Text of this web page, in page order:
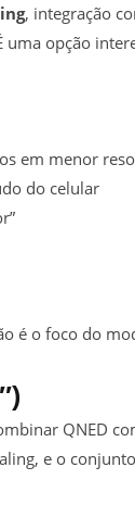
, integração
opção
em menor
do celular
é o foco do
QNED
e o